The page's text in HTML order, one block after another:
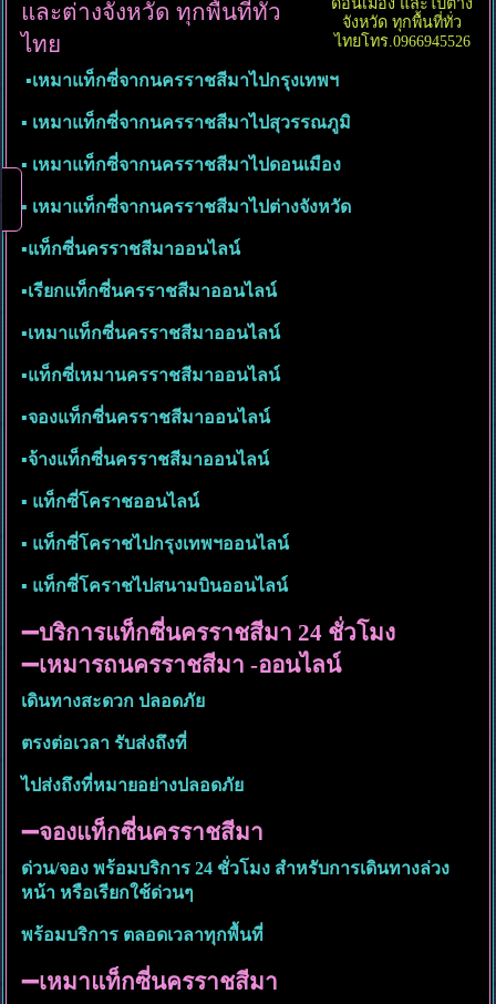
จังหวัด ทุกพื้นที่ทั่ว
ไทยโทร.0966945526
และต่างจังหวัด ทุกพื้นที่ทั่ว
ไทย
▪︎เหมาแท็กซี่จากนครราชสีมาไปกรุงเทพฯ
▪︎ เหมาแท็กซี่จากนครราชสีมาไปสุวรรณภูมิ
▪︎ เหมาแท็กซี่จากนครราชสีมาไปดอนเมือง
▪︎ เหมาแท็กซี่จากนครราชสีมาไปต่างจังหวัด
▪︎แท็กซี่นครราชสีมาออนไลน์
▪︎เรียกแท็กซี่นครราชสีมาออนไลน์
▪︎เหมาแท็กซี่นครราชสีมาออนไลน์
▪︎แท็กซี่เหมานครราชสีมาออนไลน์
▪︎จองแท็กซี่นครราชสีมาออนไลน์
▪︎จ้างแท็กซี่นครราชสีมาออนไลน์
▪︎ แท็กซี่โคราชออนไลน์
▪ แท็กซี่โคราชไปกรุงเทพฯออนไลน์
▪︎ แท็กซี่โคราชไปสนามบินออนไลน์
➖บริการแท็กซี่นครราชสีมา 24 ชั่วโมง
➖เหมารถนครราชสีมา -ออนไลน์
เดินทางสะดวก ปลอดภัย
ตรงต่อเวลา รับส่งถึงที่
ไปส่งถึงที่หมายอย่างปลอดภัย
➖จองแท็กซี่นครราชสีมา
ด่วน/จอง พร้อมบริการ 24 ชั่วโมง สำหรับการเดินทางล่วง
หน้า หรือเรียกใช้ด่วนๆ
พร้อมบริการ ตลอดเวลาทุกพื้นที่
➖เหมาแท็กซี่นครราชสีมา